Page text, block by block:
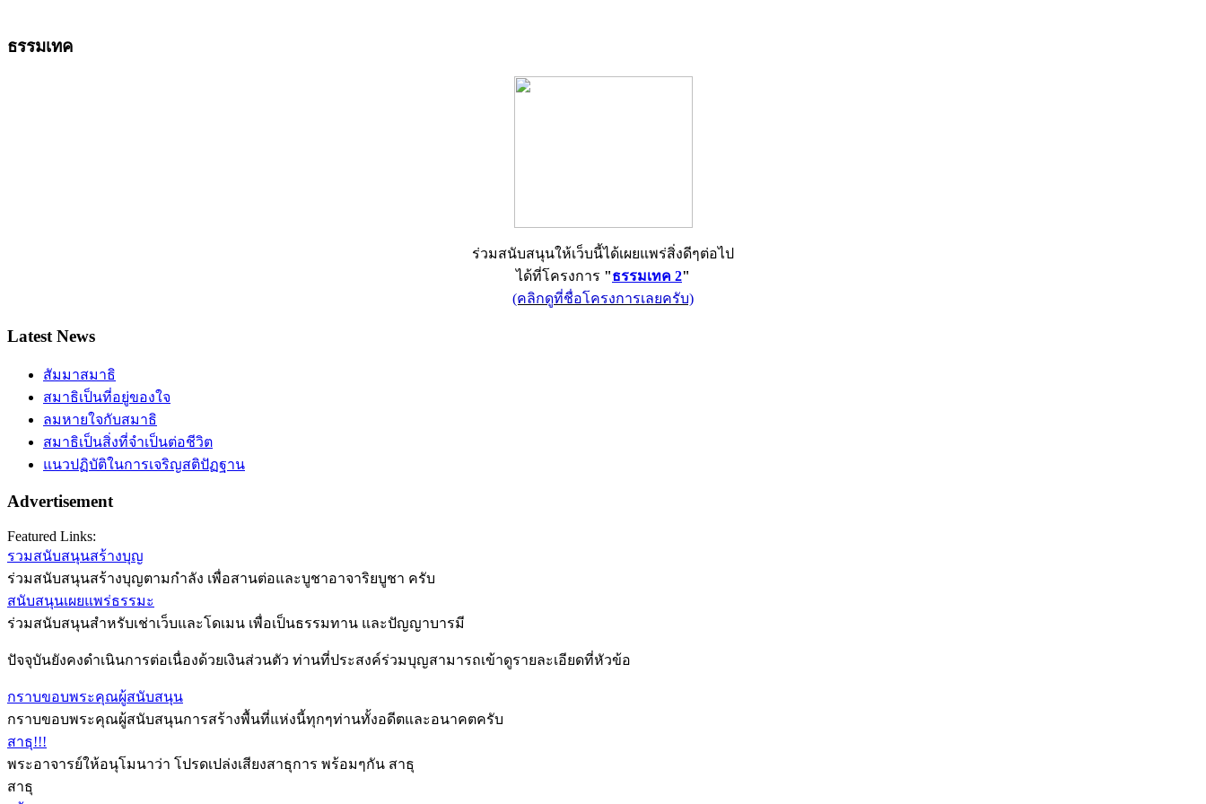
ธรรมเทค
ร่วมสนับสนุนให้เว็บนี้ได้เผยแพร่สิ่งดีๆต่อไป
ได้ที่โครงการ "ธรรมเทค 2"
(คลิกดูที่ชื่อโครงการเลยครับ)
Latest News
สัมมาสมาธิ
สมาธิเป็นที่อยู่ของใจ
ลมหายใจกับสมาธิ
สมาธิเป็นสิ่งที่จำเป็นต่อชีวิต
แนวปฏิบัติในการเจริญสติปัฏฐาน
Advertisement
Featured Links:
รวมสนับสนุนสร้างบุญ
ร่วมสนับสนุนสร้างบุญตามกำลัง เพื่อสานต่อและบูชาอาจาริยบูชา ครับ
สนับสนุนเผยแพร่ธรรมะ
ร่วมสนับสนุนสำหรับเช่าเว็บและโดเมน เพื่อเป็นธรรมทาน และปัญญาบารมี
ปัจจุบันยังคงดำเนินการต่อเนื่องด้วยเงินส่วนตัว ท่านที่ประสงค์ร่วมบุญสามารถเข้าดูรายละเอียดที่หัวข้อ
กราบขอบพระคุณผู้สนับสนุน
กราบขอบพระคุณผู้สนับสนุนการสร้างพื้นที่แห่งนี้ทุกๆท่านทั้งอดีตและอนาคตครับ
สาธุ!!!
พระอาจารย์ให้อนุโมนาว่า โปรดเปล่งเสียงสาธุการ พร้อมๆกัน สาธุ
สาธุ